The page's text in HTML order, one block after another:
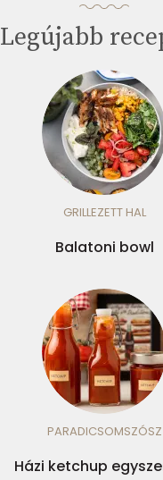
Legújabb
GRILLEZETT HAL
Balatoni bowl
PARADICSOMSZÓSZ
Házi ketchup